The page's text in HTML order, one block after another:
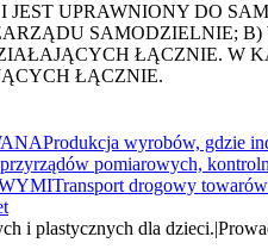
UPRAWNIONY DO
SAMODZIELNIE;
ŁĄCZNIE. W
ŁĄCZNIE.
Produkcja wyrobów, gdzie
pomiarowych,
Transport drogowy towarów
i plastycznych dla dzieci.